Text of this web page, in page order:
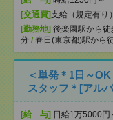
[交通費]支給（規定有り）
[勤務地] 後楽園駅から徒
分 / 春日(東京都)駅から
＜単発＊1日～
スタッフ＊[アル
[給 与] 日給1万5000